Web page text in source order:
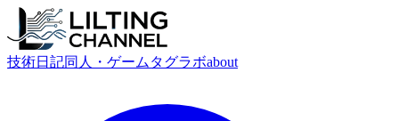
技術日記同人・ゲーム タグラボabout